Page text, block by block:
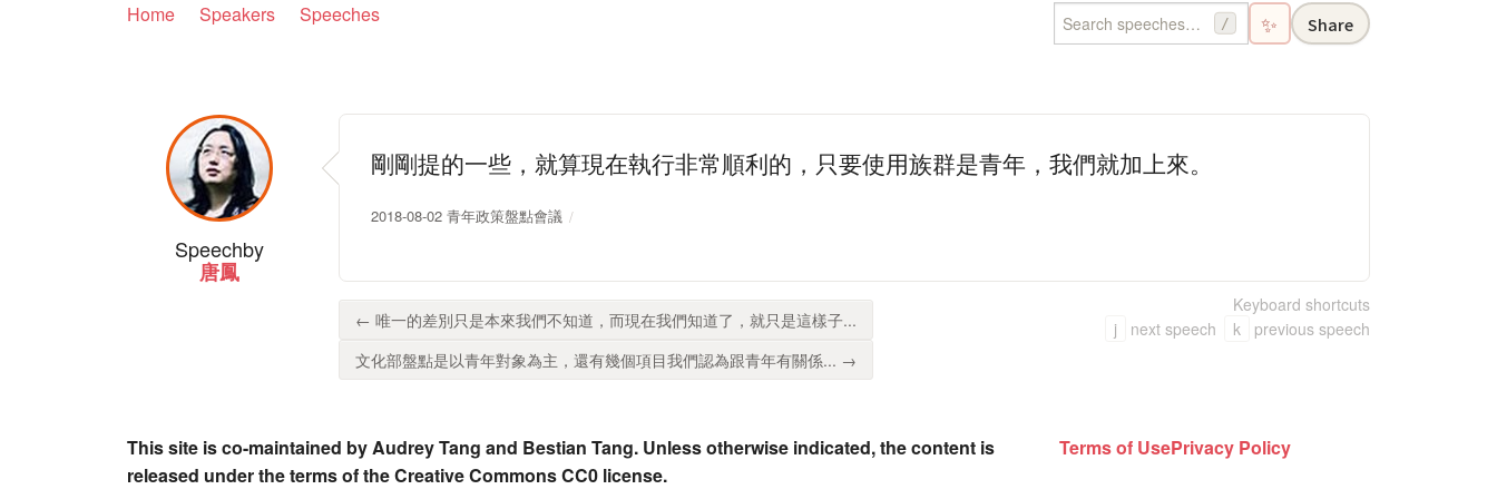
Home Speakers Speeches / ✨ Share
Speechby
唐鳳
剛剛提的一些，就算現在執行非常順利的，只要使用族群是青年，我們就加上來。
2018-08-02 青年政策盤點會議
← 唯一的差別只是本來我們不知道，而現在我們知道了，就只是這樣子...
文化部盤點是以青年對象為主，還有幾個項目我們認為跟青年有關係... →
Keyboard shortcuts
j
next speech k previous speech
This site is co-maintained by Audrey Tang and Bestian Tang. Unless otherwise indicated, the content is
released under the terms of the Creative Commons CC0 license.
Terms of UsePrivacy Policy